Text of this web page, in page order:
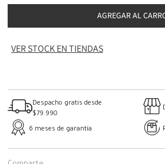
AGREGAR AL
VER STOCK EN TIENDAS
Despacho gratis desde
$79.990
6 meses de garantía